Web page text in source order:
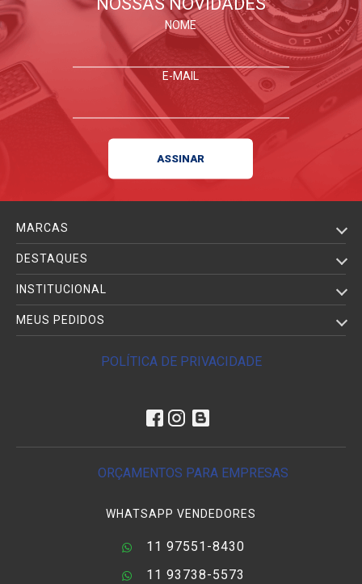
acompanham o produto.
NOME
E-MAIL
MARCAS
DESTAQUES
INSTITUCIONAL
MEUS PEDIDOS
POLÍTICA DE PRIVACIDADE
ORÇAMENTOS PARA EMPRESAS
WHATSAPP VENDEDORES
11 97551-8430
11 93738-5573